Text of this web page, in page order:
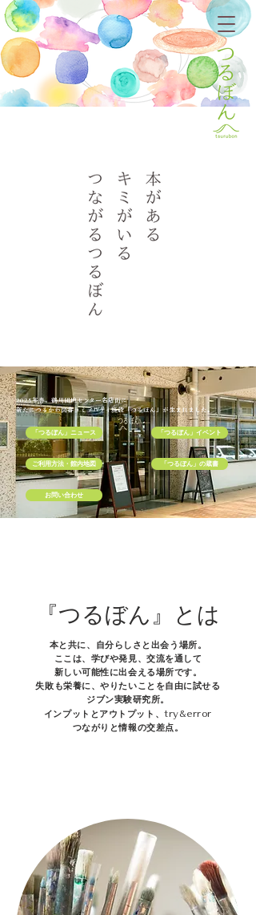
2025年春、鶴川団地センター名店街に
新たにつるかわ図書コミュニティ施設「つるぼん」が​生まれました。
「つるぼん」ニュース
ご利用方法・館内地図
「つるぼん」イベント
「つるぼん」の蔵書
お問い合わせ
『つるぼん』とは
本と共に、自分らしさと出会う場所。
ここは、学びや発見、交流を通して
新しい可能性に出会える場所です。
失敗も栄養に、やりたいことを自由に試せる
ジブン実験研究所。
インプットとアウトプット、try&error
​つながりと情報の交差点。